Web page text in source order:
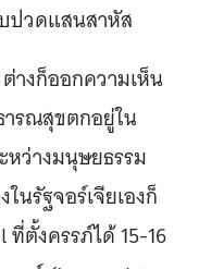
ปวดแสนสาหัส
งก็ออกความเห็น
ารณสุขตกอยู่ใน
หว่างมนุษยธรรม
นรัฐจอร์เจียเองก็
ตั้งครรภ์ได้ 15-16